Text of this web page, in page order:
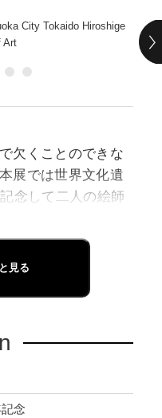
City Tokaido Hiroshige
Art
欠くことのできな
展では世界文化遺
念して二人の絵師
川広重の『不二三
を中心に紹介しま
浮世絵界を代表す
見る
念